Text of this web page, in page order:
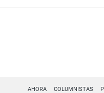
AHORA COLUMNISTAS